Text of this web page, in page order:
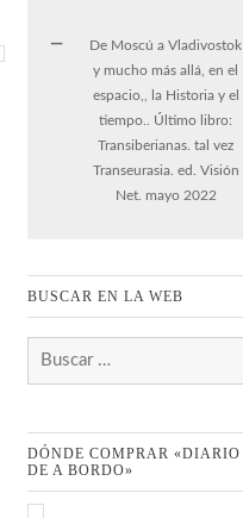
De Moscú a Vladivostok
y mucho más allá, en el
espacio,, la Historia y el
tiempo.. Último libro:
Transiberianas. tal vez
Transeurasia. ed. Visión
Net. mayo 2022
BUSCAR EN LA WEB
Buscar:
DÓNDE COMPRAR «DIARIO
DE A BORDO»